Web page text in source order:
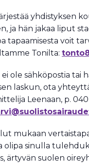
yhdistyksen
ja hän jakaa liput
tapaamisesta voit
Tonilta:
ei ole sähköpostia tai
laskun, ota
Leenaan, p.
mukaan
olipa sinulla
ärtyvän suolen